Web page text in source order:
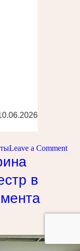
Leave a Commenton
в